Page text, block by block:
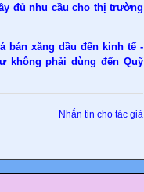
đủ nhu cầu cho thị trường
bán xăng dầu đến kinh tế -
không phải dùng đến Quỹ
Nhắn tin cho tác giả